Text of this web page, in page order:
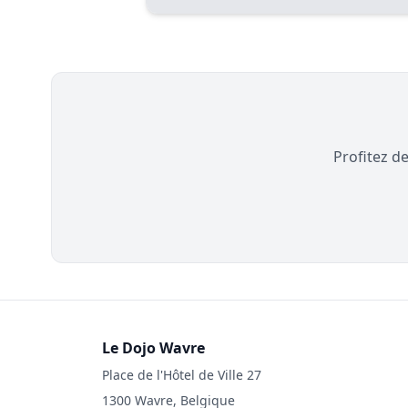
Profitez
Le Dojo Wavre
Place de l'Hôtel de Ville 27
1300 Wavre, Belgique